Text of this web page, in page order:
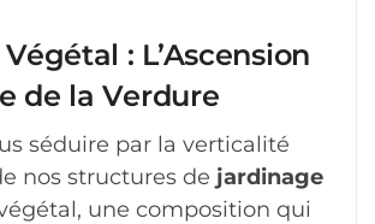
: L’Ascension
de la Verdure
séduire par la verticalité
nos structures de jardinage
végétal, une composition qui